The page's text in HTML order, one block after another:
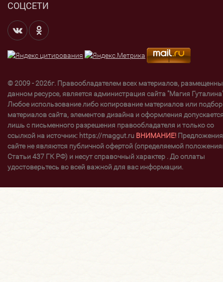
СОЦСЕТИ
© 2009 - 2026г. Правообладателем всех материалов,
данном ресурсе, является администрация сайта "Магия
Любое использование либо копирование материалов или
материалов сайта, элементов дизайна и оформления
лишь с письменного разрешения правообладателя и только со
ссылкой на источник: https://maggut.ru ВНИМАНИЕ!
сайте не являются публичной офертой (определяемой
Статьи 437 ГК РФ) и несут справочный характер . До оплаты
удостоверьтесь во всей важной для вас информации.